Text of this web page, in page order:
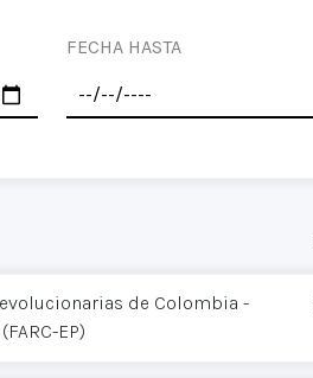
FECHA HASTA
de Colombia -
EP)